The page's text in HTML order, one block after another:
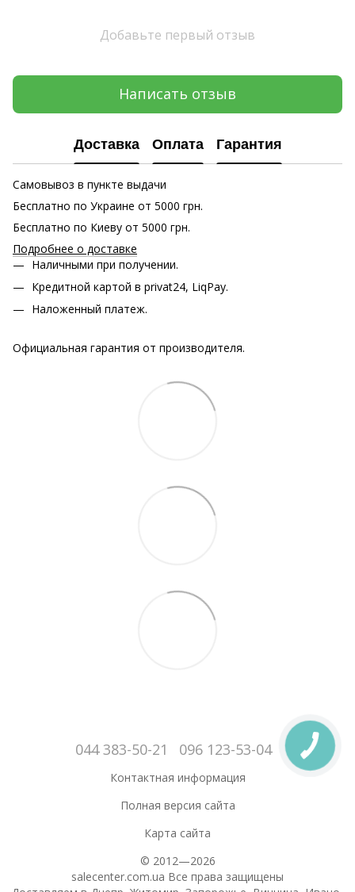
Добавьте первый отзыв
Написать отзыв
Доставка Оплата Гарантия
Самовывоз в пункте выдачи
Бесплатно по Украине от 5000 грн.
Бесплатно по Киеву от 5000 грн.
Подробнее о доставке
Наличными при получении.
Кредитной картой в privat24, LiqPay.
Наложенный платеж.
Официальная гарантия от производителя.
044 383-50-21 096 123-53-04
Контактная информация
Полная версия сайта
Карта сайта
© 2012—2026
salecenter.com.ua Все права защищены